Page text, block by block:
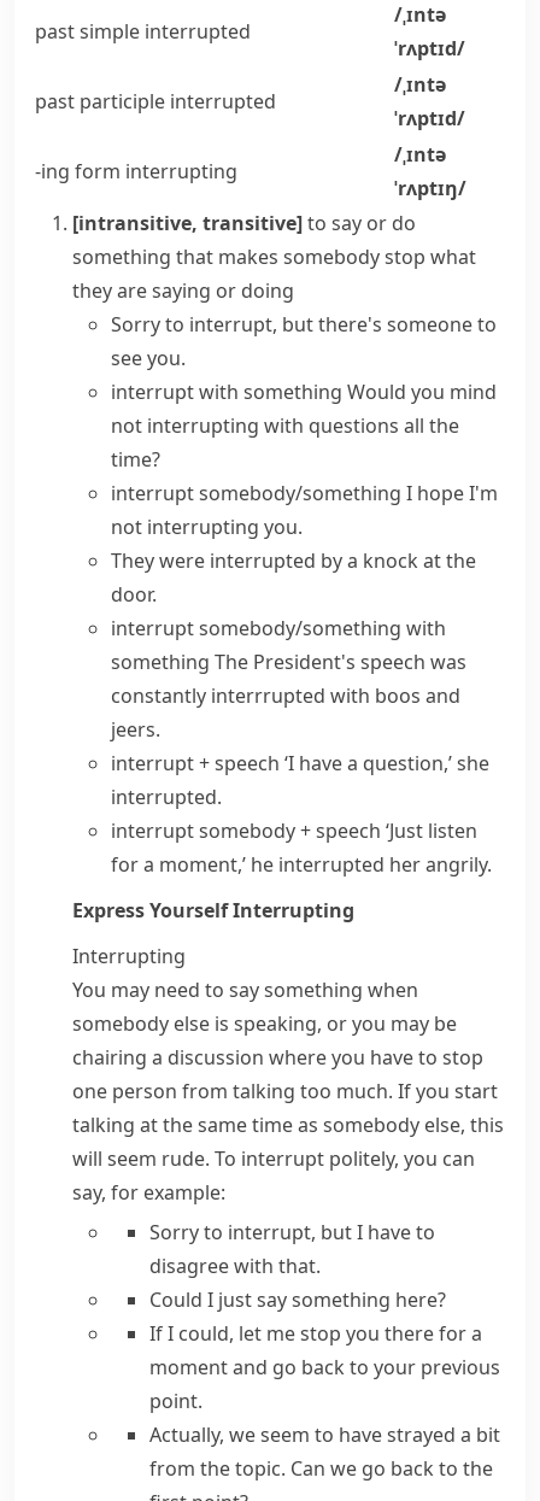
past simple interrupted
/ˌɪntə
ˈrʌptɪd/
past participle interrupted
/ˌɪntə
ˈrʌptɪd/
-ing form interrupting
/ˌɪntə
ˈrʌptɪŋ/
[intransitive, transitive]to say or do
something that makes somebody stop what
they are saying or doing
Sorry to interrupt, but there's someone to
see you.
interrupt with something Would you mind
not interrupting with questions all the
time?
interrupt somebody/something I hope I'm
not interrupting you.
They were interrupted by a knock at the
door.
interrupt somebody/something with
something The President's speech was
constantly interrrupted with boos and
jeers.
interrupt + speech ‘I have a question,’ she
interrupted.
interrupt somebody + speech ‘Just listen
for a moment,’ he interrupted her angrily.
Express YourselfInterrupting
Interrupting
You may need to say something when
somebody else is speaking, or you may be
chairing a discussion where you have to stop
one person from talking too much. If you start
talking at the same time as somebody else, this
will seem rude. To interrupt politely, you can
say, for example:
Sorry to interrupt, but I have to
disagree with that.
Could I just say something here?
If I could, let me stop you there for a
momentand go back to your previous
point.
Actually, we seem to have strayed a bit
from the topic. Can we go back to the